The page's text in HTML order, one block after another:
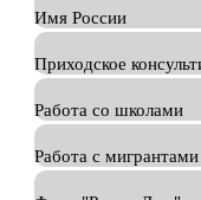
Имя России
Приходское
Работа со школами
Работа с мигрантами